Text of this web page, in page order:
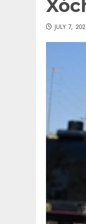
JULY 7,